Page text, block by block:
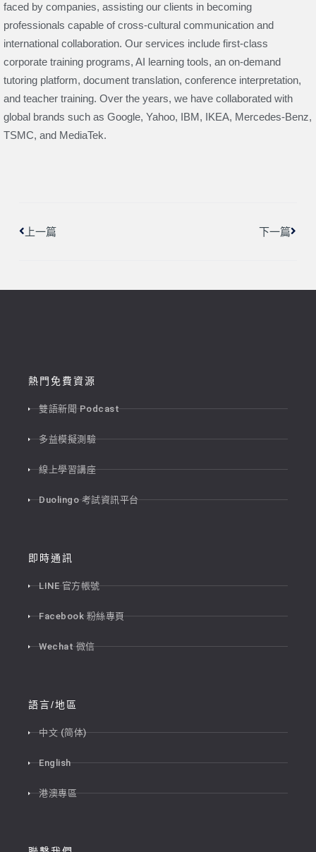
faced by companies, assisting our clients in becoming
professionals capable of cross-cultural communication and
international collaboration. Our services include first-class
corporate training programs, AI learning tools, an on-demand
tutoring platform, document translation, conference interpretation,
and teacher training. Over the years, we have collaborated with
global brands such as Google, Yahoo, IBM, IKEA, Mercedes-Benz,
TSMC, and MediaTek.
上一篇 下一篇
熱門免費資源
雙語新聞 Podcast
多益模擬測驗
線上學習講座
Duolingo 考試資訊平台
即時通訊
LINE 官方帳號
Facebook 粉絲專頁
Wechat 微信
語言/地區
中文 (简体)
English
港澳專區